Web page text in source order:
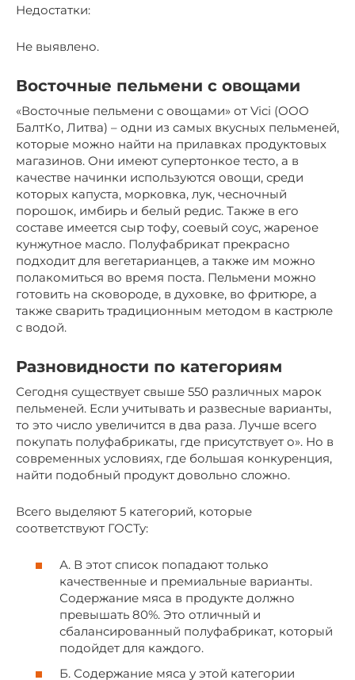
Недостатки:
Не выявлено.
Восточные пельмени с овощами
«Восточные пельмени с овощами» от Vici (ООО
БалтКо, Литва) – одни из самых вкусных пельменей,
которые можно найти на прилавках продуктовых
магазинов. Они имеют супертонкое тесто, а в
качестве начинки используются овощи, среди
которых капуста, морковка, лук, чесночный
порошок, имбирь и белый редис. Также в его
составе имеется сыр тофу, соевый соус, жареное
кунжутное масло. Полуфабрикат прекрасно
подходит для вегетарианцев, а также им можно
полакомиться во время поста. Пельмени можно
готовить на сковороде, в духовке, во фритюре, а
также сварить традиционным методом в кастрюле
с водой.
Разновидности по категориям
Сегодня существует свыше 550 различных марок
пельменей. Если учитывать и развесные варианты,
то это число увеличится в два раза. Лучше всего
покупать полуфабрикаты, где присутствует о». Но в
современных условиях, где большая конкуренция,
найти подобный продукт довольно сложно.
Всего выделяют 5 категорий, которые
соответствуют ГОСТу:
А. В этот список попадают только
качественные и премиальные варианты.
Содержание мяса в продукте должно
превышать 80%. Это отличный и
сбалансированный полуфабрикат, который
подойдет для каждого.
Б. Содержание мяса у этой категории